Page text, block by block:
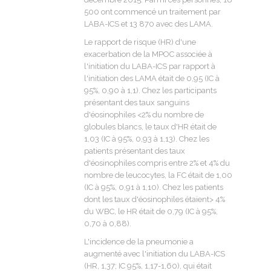
500 ont commencé un traitement par
LABA-ICS et 13 870 avec des LAMA.
Le rapport de risque (HR) d'une
exacerbation de la MPOC associée à
l'initiation du LABA-ICS par rapport à
l'initiation des LAMA était de 0,95 (IC à
95%, 0,90 à 1,1). Chez les participants
présentant des taux sanguins
d'éosinophiles <2% du nombre de
globules blancs, le taux d'HR était de
1,03 (IC à 95%, 0,93 à 1,13). Chez les
patients présentant des taux
d'éosinophiles compris entre 2% et 4% du
nombre de leucocytes, la FC était de 1,00
(IC à 95%, 0,91 à 1,10). Chez les patients
dont les taux d'éosinophiles étaient> 4%
du WBC, le HR était de 0,79 (IC à 95%,
0,70 à 0,88).
L'incidence de la pneumonie a
augmenté avec l'initiation du LABA-ICS
(HR, 1,37; IC 95%, 1,17-1,60), qui était